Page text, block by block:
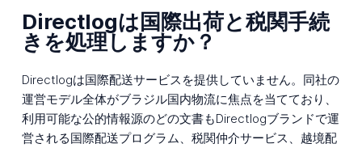
Directlogは国際出荷と税関手続
きを処理しますか？
Directlogは国際配送サービスを提供していません。同社の
運営モデル全体がブラジル国内物流に焦点を当てており、
利用可能な公的情報源のどの文書もDirectlogブランドで運
営される国際配送プログラム、税関仲介サービス、越境配